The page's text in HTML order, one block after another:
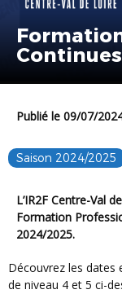
Publié le 09/07/
Saison 2024/2025
L’IR2F Centre-Val de Loire vous propose plusieurs dates de
Formation
2024/2025.
Découvrez les dates et les thématiques des formations continues
de niveau 4 et 5 ci-